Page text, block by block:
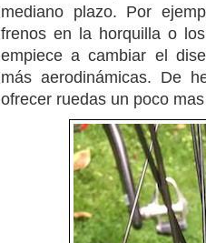
mediano plazo. Por
frenos en la horquilla o
empiece a cambiar el
más aerodinámicas. De
ofrecer ruedas un poco